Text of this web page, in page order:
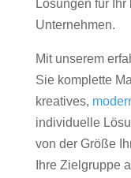
Lösungen für
Unternehmen.
Mit unserem
Sie komplette
kreatives,
individuelle
von der Größe
Ihre Zielgruppe